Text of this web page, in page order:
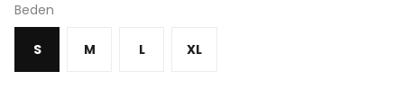
Beden
S M L XL